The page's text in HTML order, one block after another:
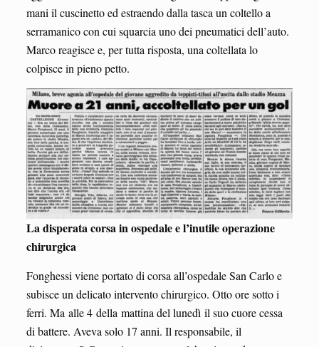
mani il cuscinetto ed estraendo dalla tasca un coltello a
serramanico con cui squarcia uno dei pneumatici dell’auto.
Marco reagisce e, per tutta risposta, una coltellata lo
colpisce in pieno petto.
La disperata corsa in ospedale e l’inutile operazione
chirurgica
Fonghessi viene portato di corsa all’ospedale San Carlo e
subisce un delicato intervento chirurgico. Otto ore sotto i
ferri. Ma alle 4 della mattina del lunedì il suo cuore cessa
di battere. Aveva solo 17 anni. Il responsabile, il